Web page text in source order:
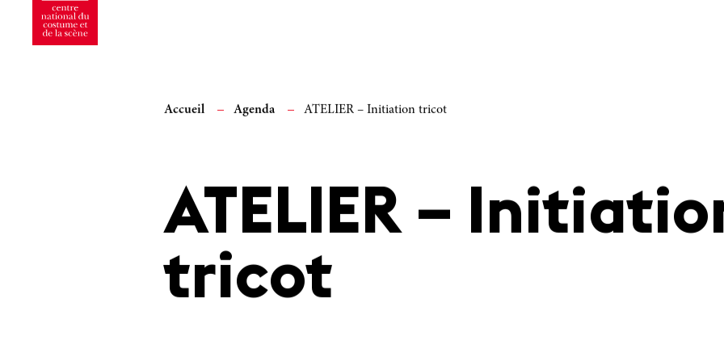
Accueil Agenda ATELIER – Initiation tricot
ATELIER –
tricot